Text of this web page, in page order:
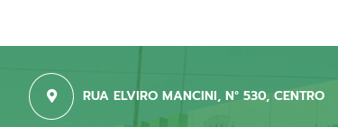
RUA ELVIRO MANCINI, N° 530, CENTRO